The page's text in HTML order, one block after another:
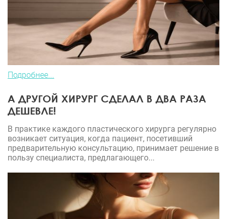
Подробнее...
А ДРУГОЙ ХИРУРГ СДЕЛАЛ В ДВА РАЗА
ДЕШЕВЛЕ!
В практике каждого пластического хирурга регулярно
возникает ситуация, когда пациент, посетивший
предварительную консультацию, принимает решение в
пользу специалиста, предлагающего...